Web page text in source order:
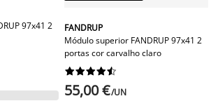
97x41 2
FANDRUP
Módulo superior FANDRUP 97x41 2
portas cor carvalho claro






55,00 €/UN